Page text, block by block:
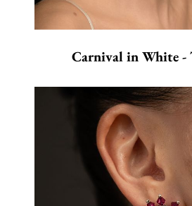
Carnival in White -